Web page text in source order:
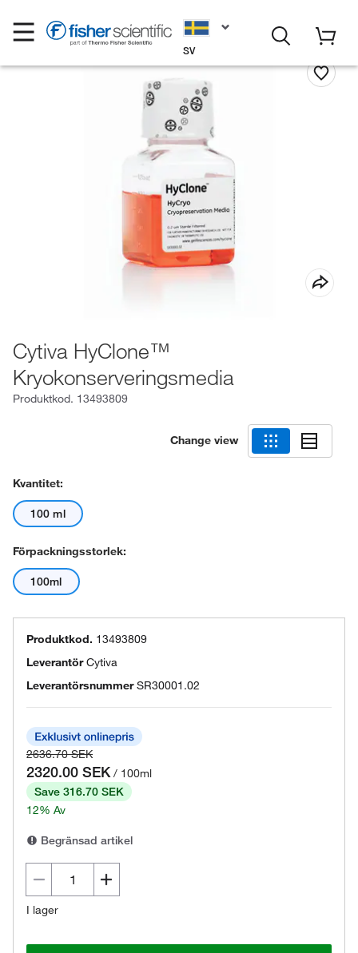
SV
Cytiva HyClone™
Kryokonserveringsmedia
Produktkod. 13493809
Change view
Kvantitet:
100 ml
Förpackningsstorlek:
100ml
Produktkod. 13493809
LeverantörCytiva
Leverantörsnummer SR30001.02
2636.70 SEK
2320.00 SEK / 100ml
Save 316.70 SEK
12% Av
Begränsad artikel
I lager